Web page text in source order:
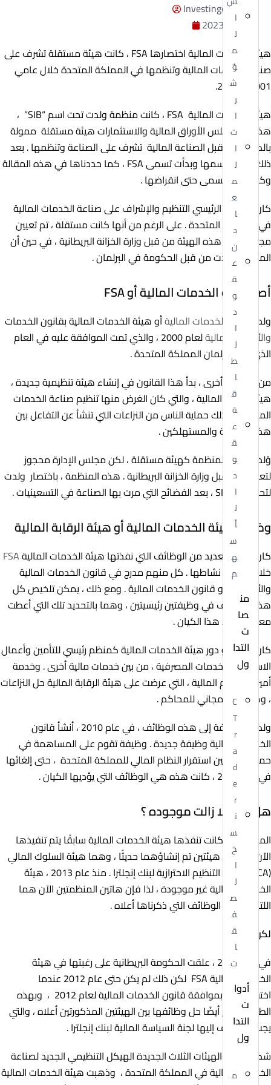
ا
ل
م
ؤ
ش
ر
ا
ت
ا
ل
م
ع
ا
د
ن
ع
ق
و
د
ا
ل
ط
ا
ق
ة
ع
ق
و
د
ا
ل
أ
س
ه
م
من
صا
ت
التدا
ول
C
T
r
a
d
e
r
ن
س
خ
ا
ل
ص
ف
ق
ا
ت
أدوا
ت
التدا
ول
م
Investingor Admin
مايو 22, 2023
هيئة الخدمات المالية اختصارها FSA ، كانت هيئة مستقلة تشرف على
صناعة الخدمات المالية وتنظمها في المملكة المتحدة خلال عامي
2001 و 2013.
هيئة الخدمات المالية FSA ، كانت منظمة ولدت تحت اسم “SIB” ،
هذا هو مجلس الأوراق المالية والاستثمارات هيئة مستقلة ممولة
بالكامل من قبل الصناعة المالية تشرف على الصناعة وتنظمها . بعد
ذلك ، غيرت اسمها وبدأت تسمى FSA ، كما حددناها في هذه المقالة
وكما كانت تسمى حتى انقراضها .
كان هدفها الرئيسي التنظيم والإشراف على صناعة الخدمات المالية
في المملكة المتحدة . على الرغم من أنها كانت مستقلة ، تم تعيين
مجلس إدارة هذه الهيئة من قبل وزارة الخزانة البريطانية ، في حين أن
المنظمة ولدت من قبل الحكومة في البرلمان .
أصل هيئة الخدمات المالية أو FSA
ولدت هيئة الخدمات الماليةأو هيئة الخدمات المالية بقانون الخدمات
والأسواق المالية
لعام 2000 ، والذي تمت الموافقة عليه في العام
الذي ذكره برلمان المملكة المتحدة .
من بين أمور أخرى ، بدأ هذا القانون في إنشاء هيئة تنظيمية جديدة ،
هيئة الرقابة المالية ، والتي كان الغرض منها تنظيم صناعة الخدمات
المالية ، وكذلك حماية الناس من النزاعات التي تنشأ عن التفاعل بين
هذه الصناعة والمستهلكين .
وُلدت هذه المنظمة كهيئة مستقلة ، لكن مجلس الإدارة محجوز
لتعيينه من قبل وزارة الخزانة البريطانية . هذه المنظمة ، باختصار ولدت
لتحل محل SIB ، بعد الفضائح التي مرت بها الصناعة في التسعينيات .
وظائف هيئة الخدمات المالية أو هيئة الرقابة المالية
كان هناك العديد من الوظائف التي نفذتها هيئة الخدمات الماليةFSA
خلال سنوات نشاطها . كل منهم مدرج في قانون الخدمات المالية
والأسواق ، أو قانون الخدمات المالية . ومع ذلك ، يمكن تلخيص كل
هذه الوظائف في وظيفتين رئيسيتين ، وهما بالتحديد تلك التي أعطت
معنى لوجود هذا الكيان .
كان هذا هو دور هيئة الخدمات المالية كمنظم رئيسي للتأمين وأعمال
الاستثمار والخدمات المصرفية ، من بين خدمات مالية أخرى . وخدمة
أمين المظالم المالية ، التي عرضت على هيئة الرقابة المالية حل النزاعات
، وهذا بديل مجاني للمحاكم .
ولكن بالإضافة إلى هذه الوظائف ، في عام 2010 ، أنشأ قانون
الخدمات المالية وظيفة جديدة . وظيفة تقوم على المساهمة في
حماية وتحسين استقرار النظام المالي للمملكة المتحدة ، حتى إلغائها
في عام 2013 ، كانت هذه هي الوظائف التي يؤديها الكيان .
هل FSA لا زالت موجوده ؟
المهام التي كانت تنفذها هيئة الخدمات المالية سابقًا يتم تنفيذها
الآن من قبل هيئتين تم إنشاؤهما حديثًا ، وهما هيئة السلوك المالي
(FCA) وهيئة التنظيم الاحترازية لبنك إنجلترا . منذ عام 2013 ، هيئة
الخدمات المالية غير موجودة ، لذا فإن هاتين المنظمتين الآن هما
اللتان تؤديان الوظائف التي ذكرناها أعلاه .
لكن لماذا؟
في عام 2010 ، علقت الحكومة البريطانية على رغبتها في هيئة
الخدمات المالية FSA لكن ذلك لم يكن حتى عام 2012 عندما
اختفتFSA ، بموافقة قانون الخدمات المالية لعام 2012 ، وبهذه
الطريقة ، يتم أيضًا حل وظائفها بين الهيئتين المذكورتين أعلاه ، والتي
يجب أن نضيف إليها لجنة السياسة المالية لبنك إنجلترا .
شكلت هذه الهيئات الثلاث الجديدة الهيكل التنظيمي الجديد لصناعة
الخدمات المالية في المملكة المتحدة ، وذهبت هيئة الخدمات المالية